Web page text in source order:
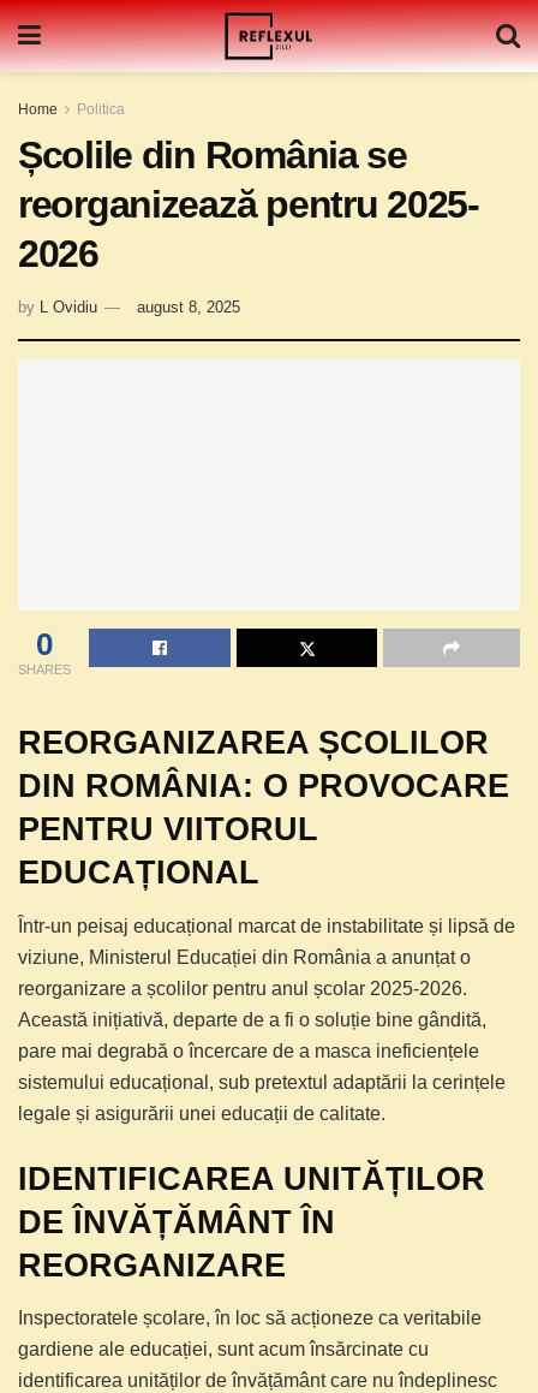
Home Politica
Școlile din România se
reorganizează pentru 2025-
2026
by L Ovidiu august 8, 2025
0
SHARES
REORGANIZAREA ȘCOLILOR
DIN ROMÂNIA: O PROVOCARE
PENTRU VIITORUL
EDUCAȚIONAL
Într-un peisaj educațional marcat de instabilitate și lipsă de
viziune, Ministerul Educației din România a anunțat o
reorganizare a școlilor pentru anul școlar 2025-2026.
Această inițiativă, departe de a fi o soluție bine gândită,
pare mai degrabă o încercare de a masca ineficiențele
sistemului educațional, sub pretextul adaptării la cerințele
legale și asigurării unei educații de calitate.
IDENTIFICAREA UNITĂȚILOR
DE ÎNVĂȚĂMÂNT ÎN
REORGANIZARE
Inspectoratele școlare, în loc să acționeze ca veritabile
gardiene ale educației, sunt acum însărcinate cu
identificarea unităților de învățământ care nu îndeplinesc